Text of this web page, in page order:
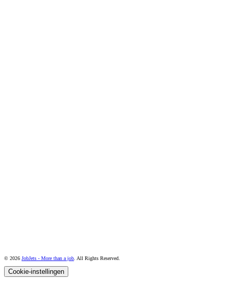
© 2026 JobJets - More than a job . All Rights Reserved.
Cookie-instellingen